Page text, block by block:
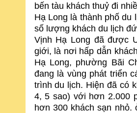
bến tàu khách thuỷ đi
Hạ Long là thành phố du
số lượng khách du lịch
Vịnh Hạ Long đã được
giới, là nơi hấp dẫn
Hạ Long, phường Bãi
đang là vùng phát triển
trình du lịch. Hiện đã có
4, 5 sao) với hơn 2.000
hơn 300 khách sạn